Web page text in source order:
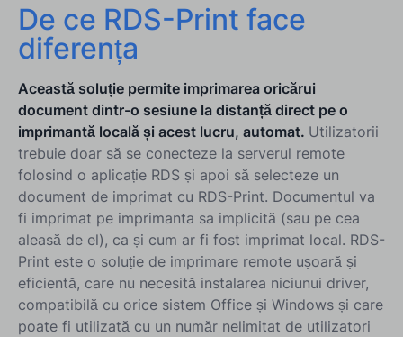
De ce RDS-Print face
diferența
Această soluție permite imprimarea oricărui
document dintr-o sesiune la distanță direct pe o
imprimantă locală și acest lucru, automat. Utilizatorii
trebuie doar să se conecteze la serverul remote
folosind o aplicație RDS și apoi să selecteze un
document de imprimat cu RDS-Print. Documentul va
fi imprimat pe imprimanta sa implicită (sau pe cea
aleasă de el), ca și cum ar fi fost imprimat local. RDS-
Print este o soluție de imprimare remote ușoară și
eficientă, care nu necesită instalarea niciunui driver,
compatibilă cu orice sistem Office și Windows și care
poate fi utilizată cu un număr nelimitat de utilizatori